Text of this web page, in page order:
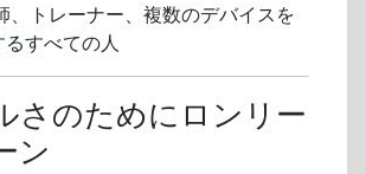
、トレーナー、複数のデバイスを
すべての人
さのためにロンリー
ン